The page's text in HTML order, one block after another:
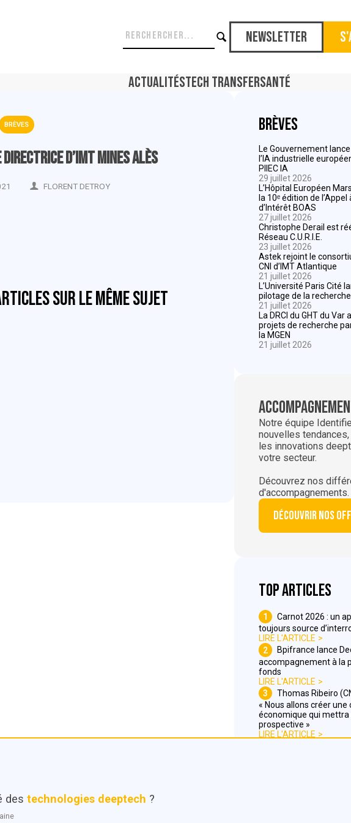
Newsletter
ActualitésTech TransferSanté
BRÈVES
d’IMT Mines Alès
FLORENT DETROY
sur le même sujet
Brèves
Le Gouvernement
l’IA industrielle
PIIEC IA
29 juillet 2026
L’Hôpital Européen
la 10ᵉ édition de
d’Intérêt BOAS
27 juillet 2026
Christophe Derail est
Réseau C.U.R.I.E.
23 juillet 2026
Astek rejoint le
CNI d’IMT Atlantique
21 juillet 2026
L’Université Paris Cité
pilotage de la
21 juillet 2026
La DRCI du GHT du
projets de recherche
la MGEN
21 juillet 2026
Notre équipe
nouvelles
les innovations
votre secteur.
Découvrez nos
d'accompagnements.
Découvrir nos
Top articles
1
Carnot 2026 : un
toujours source
LIRE L'ARTICLE
2
Bpifrance lance
accompagnement à la
fonds
LIRE L'ARTICLE
3
Thomas Ribeiro
« Nous allons créer une
économique qui mettra
prospective »
LIRE L'ARTICLE
des technologies deeptech ?